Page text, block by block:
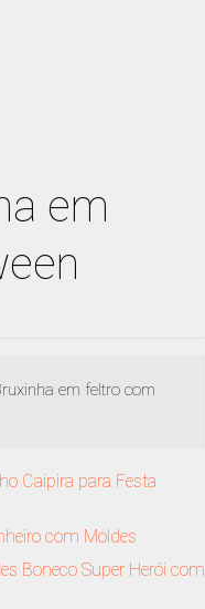
em
em feltro com
Caipira para Festa
com Moldes
Boneco Super Herói com